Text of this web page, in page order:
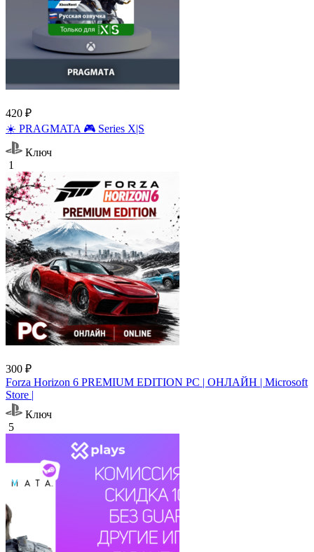
420 ₽
☀️ PRAGMATA 🎮 Series X|S
Ключ
1
300 ₽
Forza Horizon 6 PREMIUM EDITION PC | ОНЛАЙН | Microsoft
Store |
Ключ
5